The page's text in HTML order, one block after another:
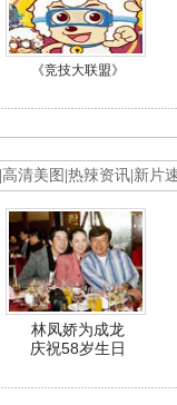
《竞技大联盟》
高清美图 热辣资讯 新片
林凤娇为成龙
庆祝58岁生日